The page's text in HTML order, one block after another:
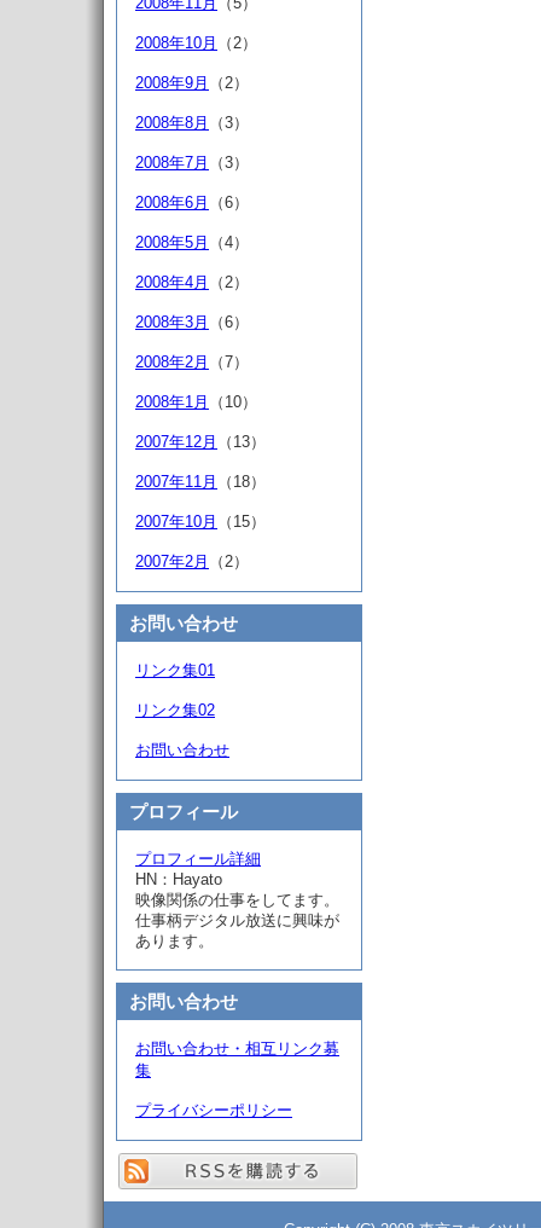
2008年10月 （2）
2008年9月 （2）
2008年8月 （3）
2008年7月 （3）
2008年6月 （6）
2008年5月 （4）
2008年4月 （2）
2008年3月 （6）
2008年2月 （7）
2008年1月 （10）
2007年12月 （13）
2007年11月 （18）
2007年10月 （15）
2007年2月 （2）
お問い合わせ
リンク集01
リンク集02
お問い合わせ
プロフィール
プロフィール詳細
HN：Hayato
映像関係の仕事をしてます。
仕事柄デジタル放送に興味が
あります。
お問い合わせ
お問い合わせ・相互リンク募
集
プライバシーポリシー